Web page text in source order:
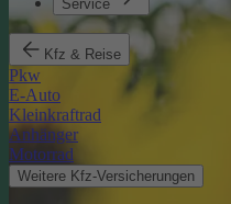
Service
Kfz & Reise
Pkw
E-Auto
Kleinkraftrad
Anhänger
Motorrad
Weitere Kfz-Versicherungen